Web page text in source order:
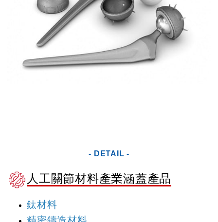
- DETAIL -
人工關節材料產業涵蓋產品
鈦材料